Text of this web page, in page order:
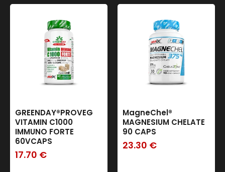
GREENDAY®PROVEG
VITAMIN C1000
IMMUNO FORTE
60VCAPS
17.70 €
MagneChel®
MAGNESIUM CHELATE
90 CAPS
23.30 €